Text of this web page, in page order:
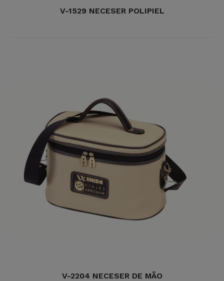
V-1529 NECESER POLIPIEL
V-2204 NECESER DE MÃO